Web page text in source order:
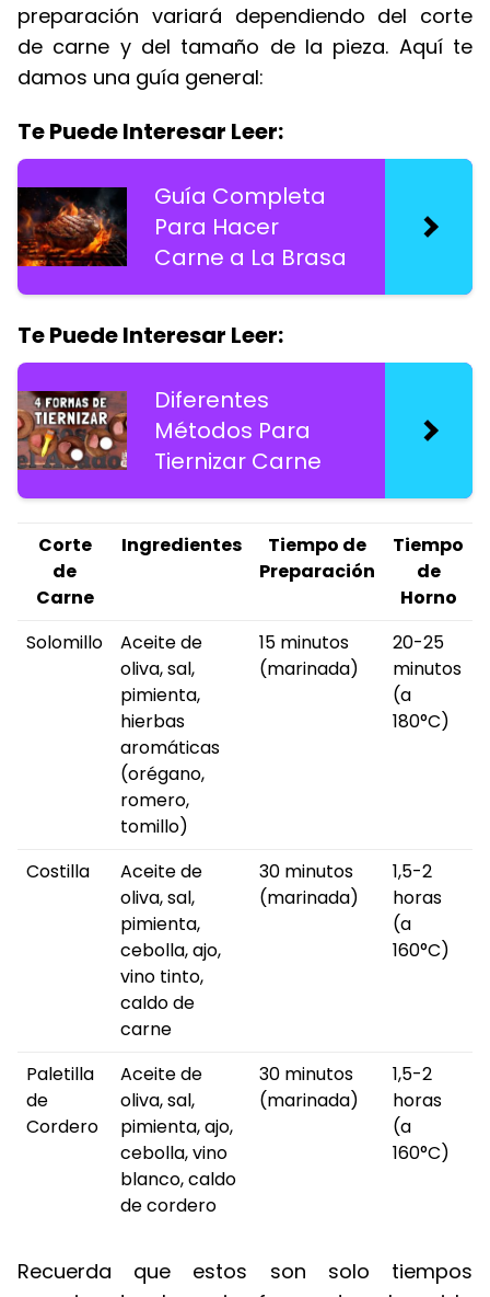
preparación variará dependiendo del corte
de carne y del tamaño de la pieza. Aquí te
damos una guía general:
Te Puede Interesar Leer:
Guía Completa
Para Hacer
Carne a La Brasa
Te Puede Interesar Leer:
Diferentes
Métodos Para
Tiernizar Carne
Corte
de
Carne
Ingredientes
Tiempo de
Preparación
Tiempo
de
Horno
Solomillo
Aceite de
oliva, sal,
pimienta,
hierbas
aromáticas
(orégano,
romero,
tomillo)
15 minutos
(marinada)
20-25
minutos
(a
180°C)
Costilla
Aceite de
oliva, sal,
pimienta,
cebolla, ajo,
vino tinto,
caldo de
carne
30 minutos
(marinada)
1,5-2
horas
(a
160°C)
Paletilla
de
Cordero
Aceite de
oliva, sal,
pimienta, ajo,
cebolla, vino
blanco, caldo
de cordero
30 minutos
(marinada)
1,5-2
horas
(a
160°C)
Recuerda que estos son solo tiempos